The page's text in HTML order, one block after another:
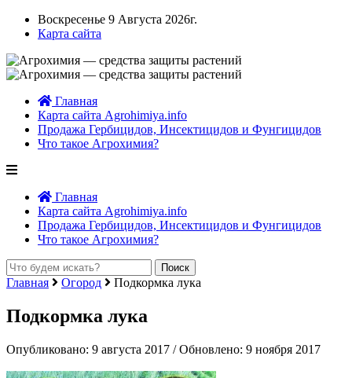
Воскресенье 9 Августа 2026г.
Карта сайта
Главная
Карта сайта Agrohimiya.info
Продажа Гербицидов, Инсектицидов и Фунгицидов
Что такое Агрохимия?
Главная
Карта сайта Agrohimiya.info
Продажа Гербицидов, Инсектицидов и Фунгицидов
Что такое Агрохимия?
Главная Огород Подкормка лука
Подкормка лука
Опубликовано: 9 августа 2017 / Обновлено: 9 ноября 2017